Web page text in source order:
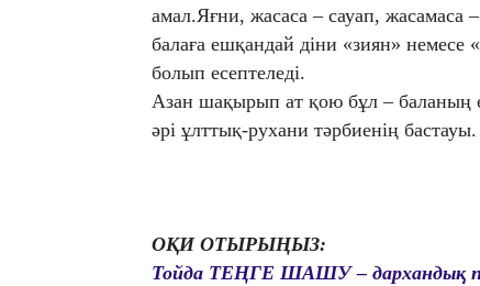
амал.Яғни, жасаса – сауап, жасамаса
балаға ешқандай діни «зиян» немесе
болып есептеледі.
Азан шақырып ат қою бұл – баланың
әрі ұлттық-рухани тәрбиенің бастауы.
ОҚИ ОТЫРЫҢЫЗ:
Тойда ТЕҢГЕ ШАШУ – дархандық